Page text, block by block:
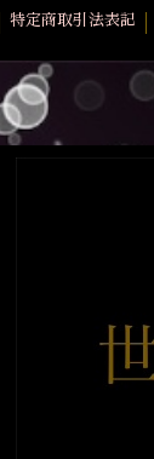
特定商取引法表記